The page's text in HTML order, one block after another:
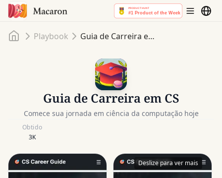
InícioPlaybook Guia de Carreira em CS
Guia de Carreira em CS
Comece sua jornada em ciência da computação hoje
Obtido
3K
Deslize para ver mais